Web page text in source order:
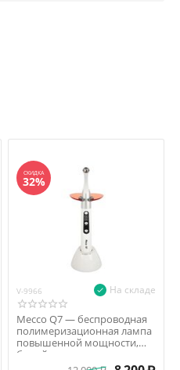
СКИДКА
32%
V-9966 На складе
Mecco Q7 — беспроводная
полимеризационная лампа
повышенной мощности,
белый